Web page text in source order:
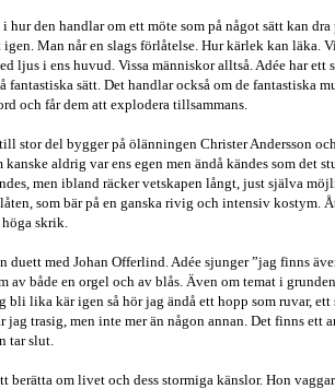
hur den handlar om ett möte som på något sätt kan
Man når en slags förlåtelse. Hur kärlek kan läka.
ljus i ens huvud. Vissa människor alltså. Adée har
fantastiska sätt. Det handlar också om de fantastiska
och får dem att explodera tillsammans.
stor del bygger på ölänningen Christer Andersson
kanske aldrig var ens egen men ändå kändes som det
men ibland räcker vetskapen långt, just själva
som bär på en ganska rivig och intensiv kostym.
skrik.
duett med Johan Offerlind. Adée sjunger ”jag finns
av både en orgel och av blås. Även om temat i
bli lika kär igen så hör jag ändå ett hopp som ruvar,
jag trasig, men inte mer än någon annan. Det finns ett
tar slut.
berätta om livet och dess stormiga känslor. Hon